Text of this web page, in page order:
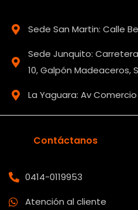
Contáctanos
0414-0119953
Atención al cliente
Sede San Martin: Calle
Sede Junquito:
10, Galpón Madeaceros,
La Yaguara: Av